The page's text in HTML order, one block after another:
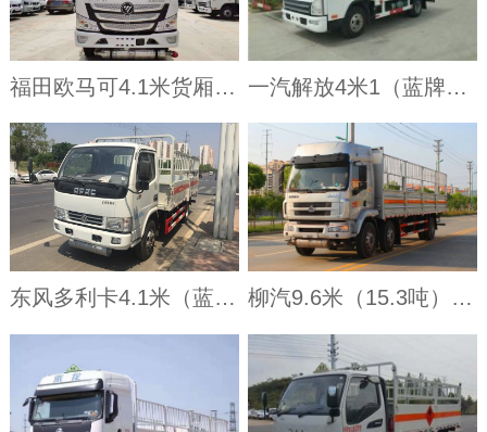
福田欧马可4.1米货厢气瓶运输车 一汽解放4米1（蓝牌）气瓶车
东风多利卡4.1米（蓝牌）气瓶车 柳汽9.6米（15.3吨）气瓶车